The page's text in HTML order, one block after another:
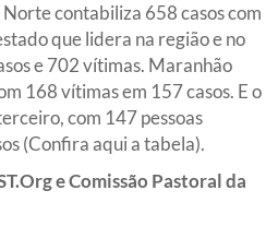
Norte contabiliza 658 casos com
que lidera na região e no
e 702 vítimas. Maranhão
168 vítimas em 157 casos. E o
com 147 pessoas
(Confira aqui a tabela).
e Comissão Pastoral da